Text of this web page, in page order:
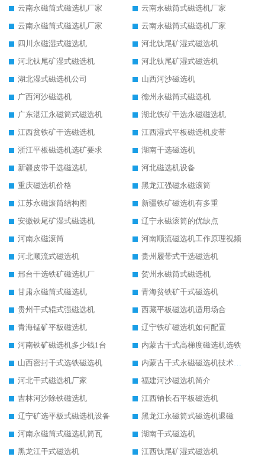
云南永磁筒式磁选机厂家
云南永磁筒式磁选机厂家
云南永磁筒式磁选机厂家
云南永磁筒式磁选机厂家
四川永磁湿式磁选机
河北钛尾矿湿式磁选机
河北钛尾矿湿式磁选机
河北钛尾矿湿式磁选机
湖北湿式磁选机公司
山西河沙磁选机
广西河沙磁选机
德州永磁筒式磁选机
广东湛江永磁筒式磁选机
湖北铁矿干选永磁磁选机
江西贫铁矿干选磁选机
江西湿式平板磁选机皮带
浙江平板磁选机选矿要求
湖南干选磁选机
新疆皮带干选磁选机
河北磁选机设备
重庆磁选机价格
黑龙江强磁永磁滚筒
江苏永磁滚筒结构图
新疆铁矿磁选机有多重
安徽铁尾矿湿式磁选机
辽宁永磁滚筒的优缺点
河南永磁滚筒
河南顺流磁选机工作原理视频
河北顺流式磁选机
贵州履带式干选磁选机
邢台干选铁矿磁选机厂
贺州永磁筒式磁选机
甘肃永磁筒式磁选机
青海贫铁矿干式磁选机
贵州干式辊式强磁选机
西藏平板磁选机适用场合
青海锰矿平板磁选机
辽宁铁矿磁选机如何配置
河南铁矿磁选机多少钱1台
内蒙古干式高梯度磁选机选铁
山西密封干式选铁磁选机
内蒙古干式永磁磁选机技术要求
河北干式磁选机厂家
福建河沙磁选机简介
吉林河沙除铁磁选机
江西钠长石平板磁选机
辽宁矿选平板式磁选机设备
黑龙江永磁筒式磁选机退磁
河南永磁筒式磁选机筒瓦
湖南干式磁选机
黑龙江干式磁选机
江西钛尾矿湿式磁选机